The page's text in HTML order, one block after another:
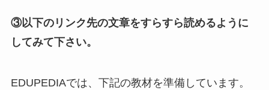
③以下のリンク先の文章をすらすら読めるように
してみて下さい。
EDUPEDIAでは、下記の教材を準備しています。